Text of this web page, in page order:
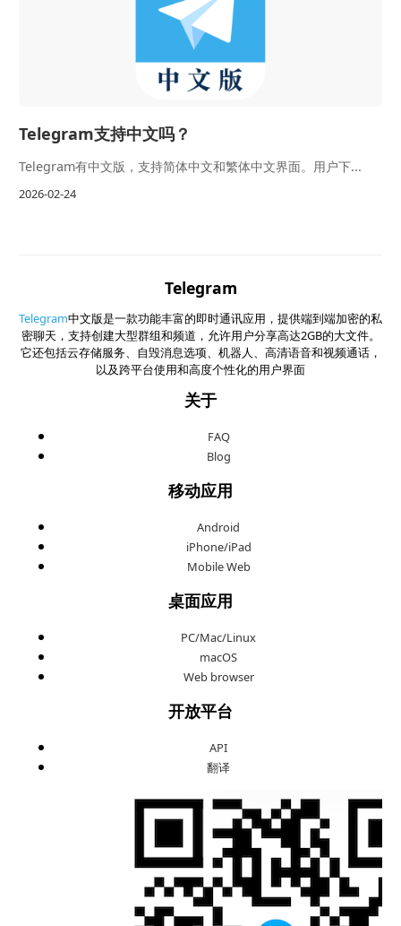
Telegram支持中文吗？
Telegram有中文版，支持简体中文和繁体中文界面。用户下...
2026-02-24
Telegram
Telegram中文版是一款功能丰富的即时通讯应用，提供端到端加密的私
密聊天，支持创建大型群组和频道，允许用户分享高达2GB的大文件。
它还包括云存储服务、自毁消息选项、机器人、高清语音和视频通话，
以及跨平台使用和高度个性化的用户界面
关于
FAQ
Blog
移动应用
Android
iPhone/iPad
Mobile Web
桌面应用
PC/Mac/Linux
macOS
Web browser
开放平台
API
翻译